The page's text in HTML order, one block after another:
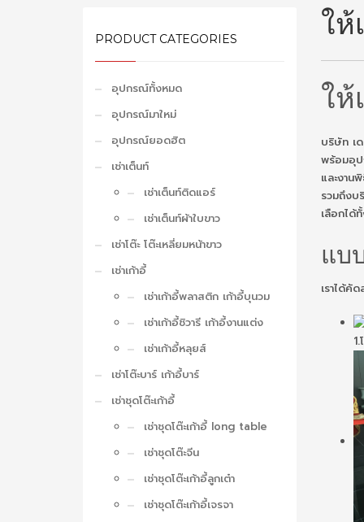
ให้
ให้
บริษัท เ
พร้อมอุป
และงาน
รวมถึงบ
เลือกได้
แบ
เราได้คั
PRODUCT CATEGORIES
อุปกรณ์ทั้งหมด
อุปกรณ์มาใหม่
อุปกรณ์ยอดฮิต
เช่าเต็นท์
เช่าเต็นท์ติดแอร์
เช่าเต็นท์ผ้าใบขาว
เช่าโต๊ะ โต๊ะเหลี่ยมหน้าขาว
เช่าเก้าอี้
เช่าเก้าอี้พลาสติก เก้าอี้บุนวม
เช่าเก้าอี้ชิวารี เก้าอี้งานแต่ง
เช่าเก้าอี้หลุยส์
เช่าโต๊ะบาร์ เก้าอี้บาร์
เช่าชุดโต๊ะเก้าอี้
เช่าชุดโต๊ะเก้าอี้ long table
เช่าชุดโต๊ะจีน
เช่าชุดโต๊ะเก้าอี้ลูกเต๋า
เช่าชุดโต๊ะเก้าอี้เจรจา